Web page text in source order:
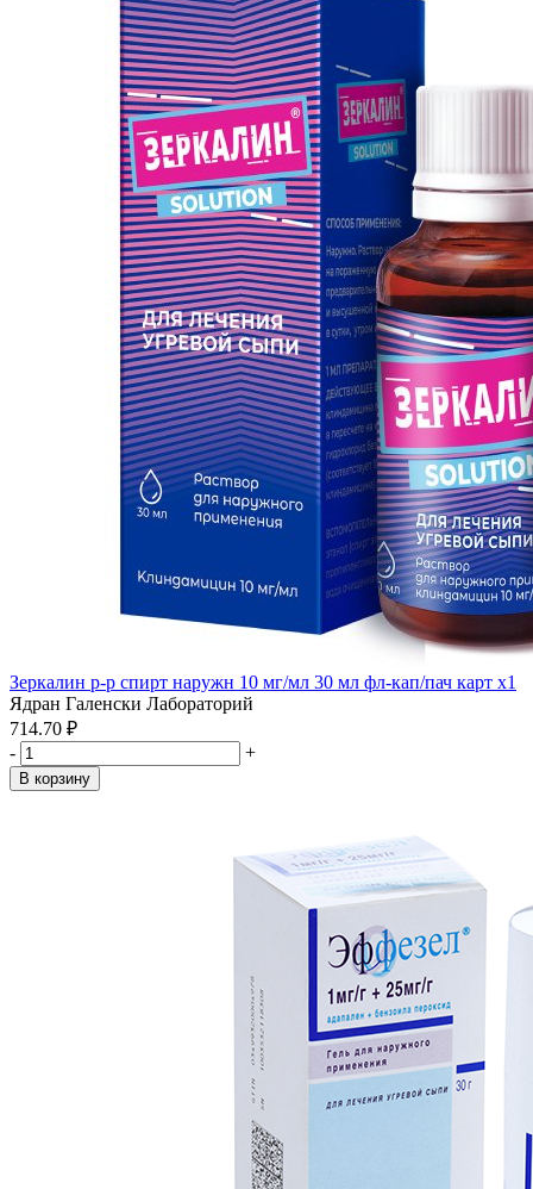
Зеркалин р-р спирт наружн 10 мг/мл 30 мл фл-кап/пач карт x1
Ядран Галенски Лабораторий
714.70 ₽
-
+
В корзину